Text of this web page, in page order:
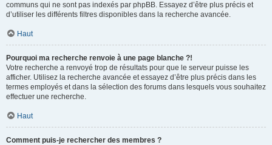
communs qui ne sont pas indexés par phpBB. Essayez d’être plus précis et
d’utiliser les différents filtres disponibles dans la recherche avancée.
Haut
Pourquoi ma recherche renvoie à une page blanche ?!
Votre recherche a renvoyé trop de résultats pour que le serveur puisse les
afficher. Utilisez la recherche avancée et essayez d’être plus précis dans les
termes employés et dans la sélection des forums dans lesquels vous souhaitez
effectuer une recherche.
Haut
Comment puis-je rechercher des membres ?